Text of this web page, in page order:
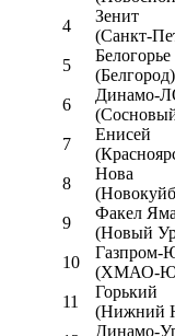
4
Зенит
(Санкт-
5
Белогорье
(Белгород)
6
Динамо-
7
Енисей
8
Нова
9
Факел
(Новый
10
Газпром-
(ХМАО-
11
Горький
(Нижний
Динамо-